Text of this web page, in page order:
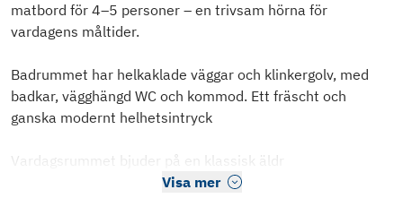
matbord för 4–5 personer – en trivsam hörna för
vardagens måltider.
Badrummet har helkaklade väggar och klinkergolv, med
badkar, vägghängd WC och kommod. Ett fräscht och
ganska modernt helhetsintryck
Vardagsrummet bjuder på en klassisk äldr
Visa mer